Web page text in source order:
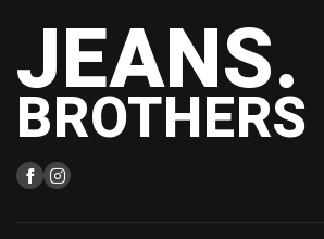
JEANS.
BROTHERS